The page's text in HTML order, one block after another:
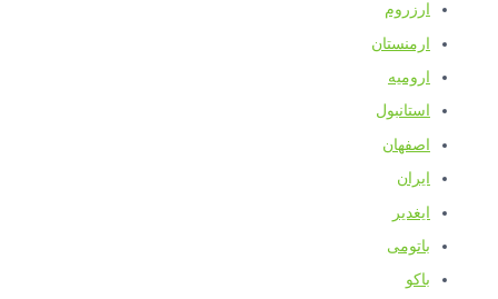
ارزروم
ارمنستان
ارومیه
استانبول
اصفهان
ایران
ایغدیر
باتومی
باکو